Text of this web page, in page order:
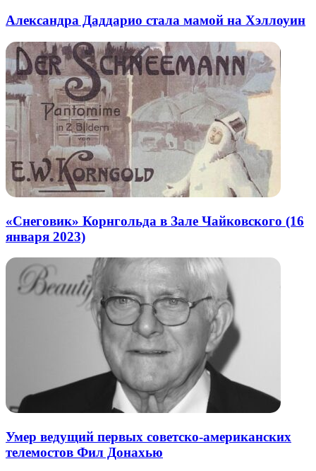
Александра Даддарио стала мамой на Хэллоуин
«Снеговик» Корнгольда в Зале Чайковского (16
января 2023)
Умер ведущий первых советско-американских
телемостов Фил Донахью